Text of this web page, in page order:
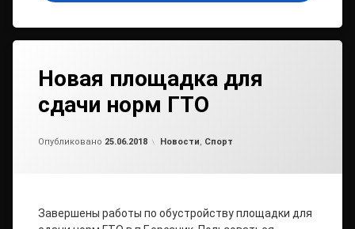
Новая площадка для
сдачи норм ГТО
Опубликовано 25.06.2018 Рубрики:
Новости, Спорт
Завершены работы по обустройству площадки для